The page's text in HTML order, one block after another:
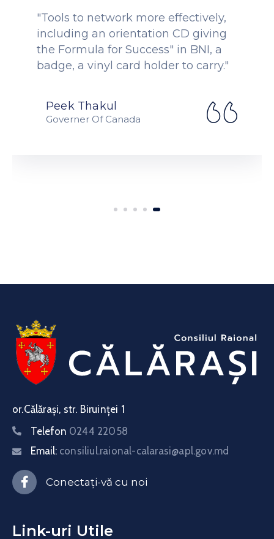
"Tools to network more effectively,
including an orientation CD giving
the Formula for Success" in BNI, a
badge, a vinyl card holder to carry."
Peek Thakul
Governer Of Canada
or.Călărași, str. Biruinței 1
Telefon 0244 22058
Email: consiliul.raional-calarasi@apl.gov.md
Conectați-vă cu noi
Link-uri Utile